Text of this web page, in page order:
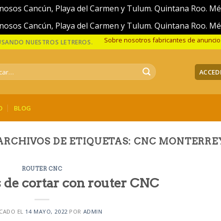
Cancún, Playa del Carmen y Tulum. Quintana Roo.
Cancún, Playa del Carmen y Tulum. Quintana Roo.
NUESTROS LETREROS. Sobre nosotros fabricantes de
BLOG
DE ETIQUETAS: CNC
ROUTER CNC
de cortar con router CNC
EL 14 MAYO, 2022 POR ADMIN